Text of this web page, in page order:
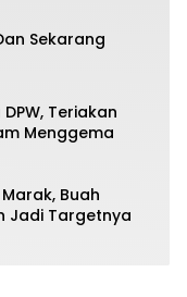
Sekarang
Teriakan
Menggema
Buah
Jadi Targetnya